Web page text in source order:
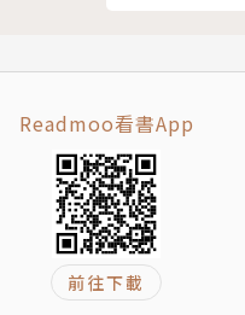
Readmoo看書App
前往下載